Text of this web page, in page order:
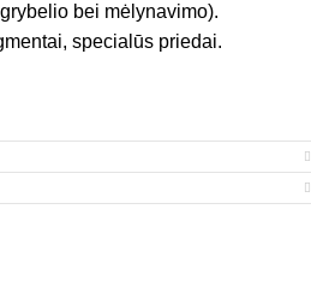
bei mėlynavimo).
specialūs priedai.